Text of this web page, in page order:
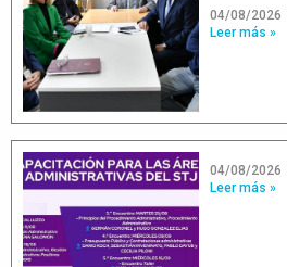
04/08/2026
Leer más »
04/08/2026
Leer más »